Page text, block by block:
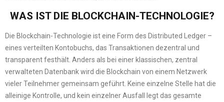
WAS IST DIE BLOCKCHAIN-TECHNOLOGIE?
Die Blockchain-Technologie ist eine Form des Distributed Ledger –
eines verteilten Kontobuchs, das Transaktionen dezentral und
transparent festhält. Anders als bei einer klassischen, zentral
verwalteten Datenbank wird die Blockchain von einem Netzwerk
vieler Teilnehmer gemeinsam geführt. Keine einzelne Stelle hat die
alleinige Kontrolle, und kein einzelner Ausfall legt das gesamte